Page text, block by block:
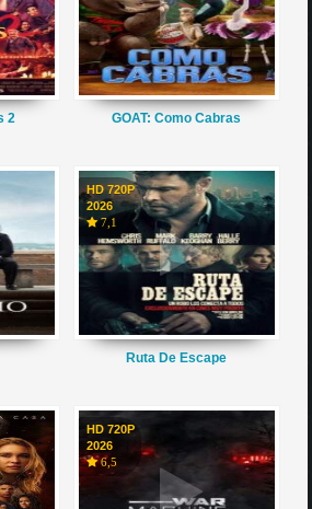
2 GOAT: Como Cabras
HD 720P
2026
7,1
Ruta De Escape
HD 720P
2026
6,5